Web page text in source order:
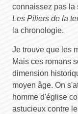
connaissez pas la
Les Piliers de la
la chronologie.
Je trouve que les
Mais ces romans
dimension
moyen âge. On
homme d'église
astucieux contre